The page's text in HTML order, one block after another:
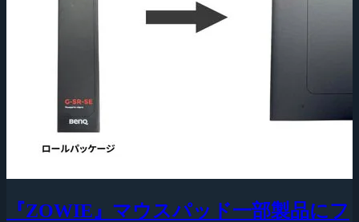
『ZOWIE』マウスパッド一部製品にフ